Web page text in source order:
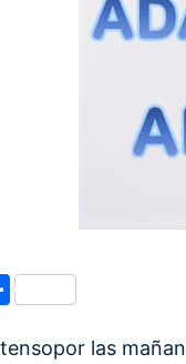
Compartir
las